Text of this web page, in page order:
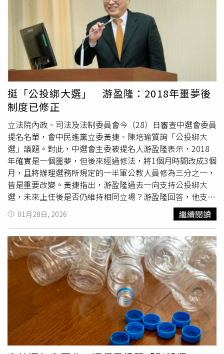
利用酸性環境破壞細菌細胞膜；最後則是「徹底乾燥」，將
水箱倒置晾乾，斷絕細菌賴以生存的潮濕環境，這也是切斷
細菌命脈的最關鍵一步。對於網傳在水箱內放入鋁箔紙或硬
幣可抑菌的偏方，豆豆媽咪實測後解釋，雖然金屬離子理論
上具備抑菌效果，但在實際應用上相當有限，絕不能取代物
理性的刷洗，民眾不應過度依賴而偷懶。豆豆媽咪建議，除
濕機水箱應維持每週清洗一次的頻率，才能有效阻斷生物膜
的生長週期。除了除濕機水箱外，進氣口濾網的清潔同樣不
可忽視，她提醒濾網應每2至4週清潔一次，且清潔時應採取
「先吸塵、後沖水」的順序，避免灰塵結塊。沖洗時水溫應
低於40度以防尼龍濾網變形，並嚴禁在陽光下曝曬以防脆
化，僅需放置於陰涼處陰乾即可。另外，若除濕機機型配有
HEPA濾網，則絕對禁用水洗，否則將導致過濾功能喪失。
豆豆媽咪呼籲，趁著家中大掃除，民眾應立即檢查除濕機狀
況，別讓追求乾爽的美意，反而成為危害呼吸道健康的隱
憂。
挺「公投綁大選」 游盈隆：2018年噩夢後
制度已修正
立法院內政、司法及法制委員會今（28）日審查中選會委員
提名名單，會中民進黨立委黃捷、陳培瑜質詢「公投綁大
選」議題。對此，中選會主委被提名人游盈隆表示，2018
年確實是一個噩夢，但後來經過修法，將1個月時間改成3個
月，且將辦理選務所規定的一半軍公教人員修為三分之一，
皆是重要改變。黃捷指出，游盈隆過去一向支持公投綁大
選，未來上任後是否仍維持相同立場？游盈隆回答，他支持
公投綁大選，且沒有不支持的空間，因為相關法律已經通
過。黃捷續指，如何解決過去2018年邊開票、邊投票，開
票至凌晨三點，因為人綁事而無法好好討論公投議題？游盈
隆表示，2018年確實是一個噩夢，但與多項條件有關。當
年有10項公投，均在公告1個月後就要投票，所以造成整個
選秩序大亂。後來經過修法，將1個月時間改成3個月，這是
很重要的改變；且過去辦理龐大選務，法律規定一半要是軍
公教人員，現在也修成三分之一。黃捷問，未來能否承諾在
任內絕對不會再發生2018年噩夢？游盈隆說，「我們盡力
而為」。民進黨立委陳培瑜也質詢公投綁大選議題。游盈隆
表示，2004年民進黨提出2個公投綁大選順利舉行；2008年
民進黨提出2個公投綁大選，國民黨也相對提出2個，4案都
01月28日, 2026 繼續閱讀